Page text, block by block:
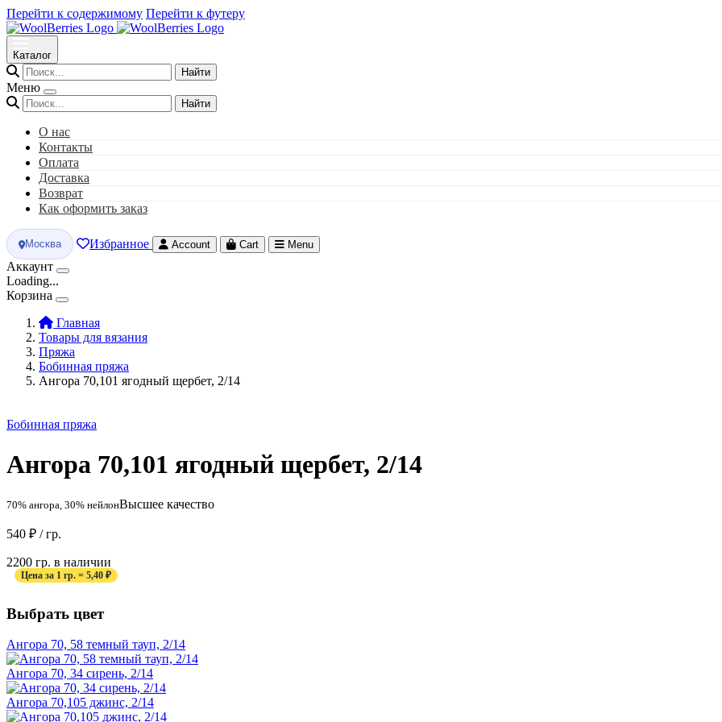
Перейти к содержимому Перейти к футеру
Каталог
Найти
Меню
Найти
О нас
Контакты
Оплата
Доставка
Возврат
Как оформить заказ
Москва Избранное Account Cart Menu
Аккаунт
Loading...
Корзина
Главная
Товары для вязания
Пряжа
Бобинная пряжа
Ангора 70,101 ягодный щербет, 2/14
Бобинная пряжа
Ангора 70,101 ягодный щербет, 2/14
70% ангора, 30% нейлонВысшее качество
540 ₽ / гр.
2200 гр. в наличии
Цена за 1 гр. = 5,40 ₽
Выбрать цвет
Ангора 70, 58 темный тауп, 2/14
Ангора 70, 34 сирень, 2/14
Ангора 70,105 джинс, 2/14